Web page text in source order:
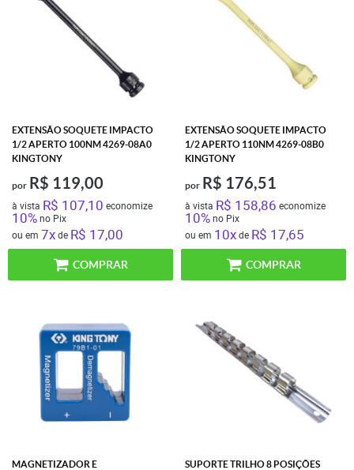
EXTENSÂO SOQUETE IMPACTO
1/2 APERTO 100NM 4269-08A0
KINGTONY
por R$ 119,00
à vista R$ 107,10 economize
10%no Pix
ou em 7xde R$ 17,00
COMPRAR
EXTENSÂO SOQUETE IMPACTO
1/2 APERTO 110NM 4269-08B0
KINGTONY
por R$ 176,51
à vista R$ 158,86 economize
10%no Pix
ou em 10xde R$ 17,65
COMPRAR
MAGNETIZADOR E
SUPORTE TRILHO 8 POSIÇÕES